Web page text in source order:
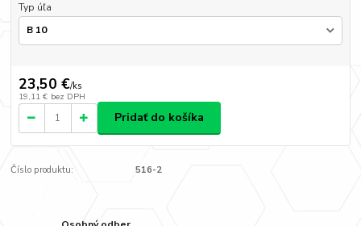
Typ úľa
23,50 €/ks
19,11 € bez DPH
Pridať do košíka
Číslo produktu: 516-2